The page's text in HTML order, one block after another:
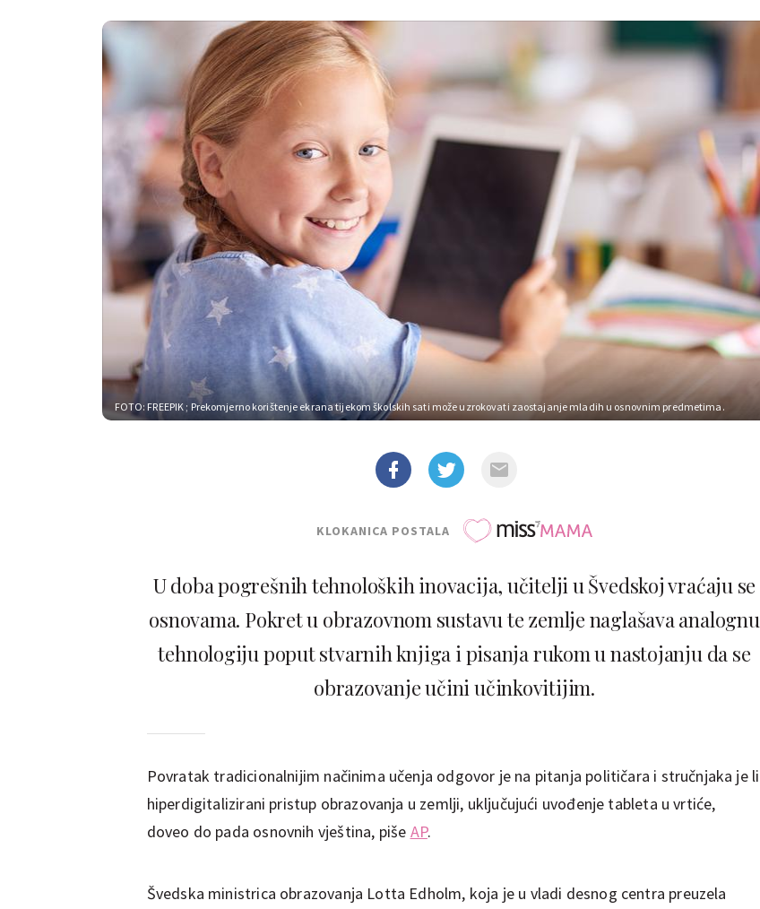
FOTO: FREEPIK ; Prekomjerno korištenje ekrana tijekom školskih sati može uzrokovati zaostajanje mladih u osnovnim predmetima.
KLOKANICA POSTALA
U doba pogrešnih tehnoloških inovacija, učitelji u Švedskoj vraćaju se
osnovama. Pokret u obrazovnom sustavu te zemlje naglašava analognu
tehnologiju poput stvarnih knjiga i pisanja rukom u nastojanju da se
obrazovanje učini učinkovitijim.
Povratak tradicionalnijim načinima učenja odgovor je na pitanja političara i stručnjaka je li
hiperdigitalizirani pristup obrazovanja u zemlji, uključujući uvođenje tableta u vrtiće,
doveo do pada osnovnih vještina, piše AP.
Švedska ministrica obrazovanja Lotta Edholm, koja je u vladi desnog centra preuzela